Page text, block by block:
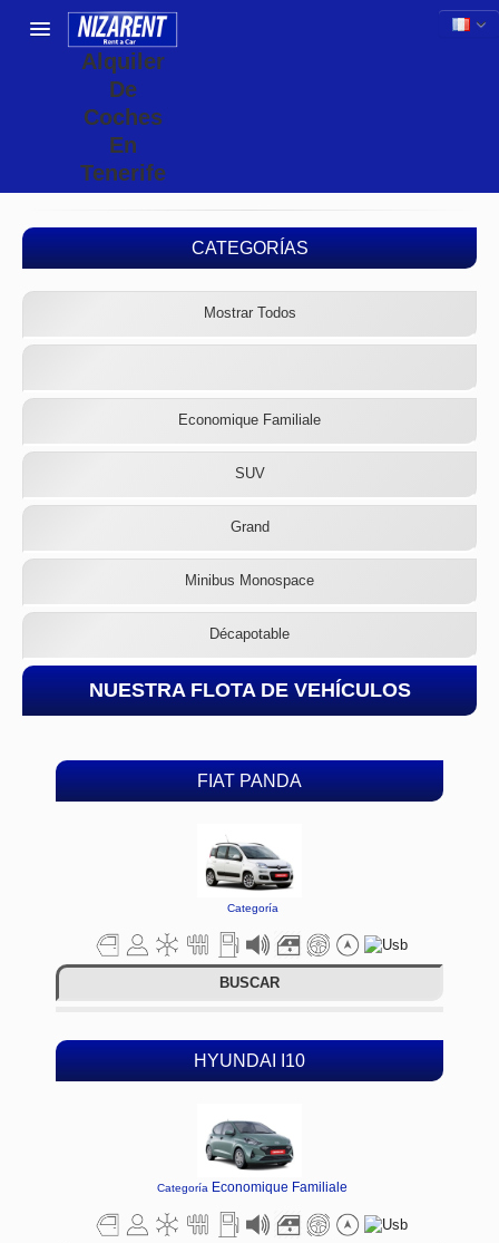
Alquiler
De
Coches
En
Tenerife
CATEGORÍAS
Mostrar Todos
Economique Familiale
SUV
Grand
Minibus Monospace
Décapotable
NUESTRA FLOTA DE VEHÍCULOS
FIAT PANDA
Categoría
BUSCAR
HYUNDAI I10
Categoría Economique Familiale